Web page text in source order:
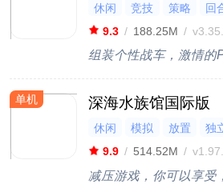
休闲 竞技 策略 回
9.3 / 188.25M /
组装个性战车，激情的
单机 深海水族馆国际版
休闲 模拟 放置 独
9.9 / 514.52M /
减压游戏，你可以享受